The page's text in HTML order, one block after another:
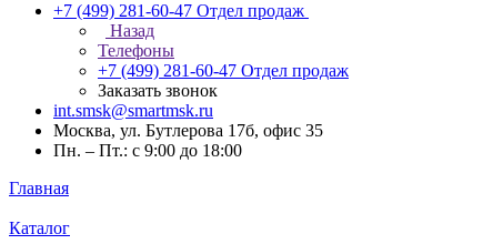
+7 (499) 281-60-47 Отдел продаж
Назад
Телефоны
+7 (499) 281-60-47 Отдел продаж
Заказать звонок
int.smsk@smartmsk.ru
Москва, ул. Бутлерова 17б, офис 35
Пн. – Пт.: с 9:00 до 18:00
Главная
Каталог